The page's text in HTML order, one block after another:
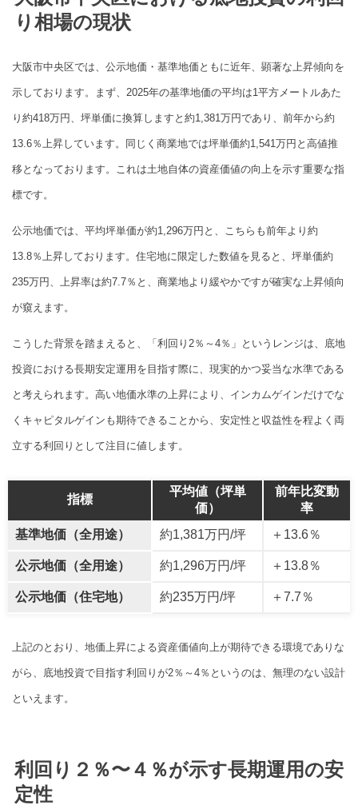
り相場の現状
大阪市中央区では、公示地価・基準地価ともに近年、顕著な上昇傾向を
示しております。まず、2025年の基準地価の平均は1平方メートルあた
り約418万円、坪単価に換算しますと約1,381万円であり、前年から約
13.6％上昇しています。同じく商業地では坪単価約1,541万円と高値推
移となっております。これは土地自体の資産価値の向上を示す重要な指
標です。
公示地価では、平均坪単価が約1,296万円と、こちらも前年より約
13.8％上昇しております。住宅地に限定した数値を見ると、坪単価約
235万円、上昇率は約7.7％と、商業地より緩やかですが確実な上昇傾向
が窺えます。
こうした背景を踏まえると、「利回り2％～4％」というレンジは、底地
投資における長期安定運用を目指す際に、現実的かつ妥当な水準である
と考えられます。高い地価水準の上昇により、インカムゲインだけでな
くキャピタルゲインも期待できることから、安定性と収益性を程よく両
立する利回りとして注目に値します。
指標
平均値（坪単
価）
前年比変動
率
基準地価（全用途）
約1,381万円/坪 ＋13.6％
公示地価（全用途） 約1,296万円/坪 ＋13.8％
公示地価（住宅地） 約235万円/坪 ＋7.7％
上記のとおり、地価上昇による資産価値向上が期待できる環境でありな
がら、底地投資で目指す利回りが2％～4％というのは、無理のない設計
といえます。
利回り２％〜４％が示す長期運用の安
定性